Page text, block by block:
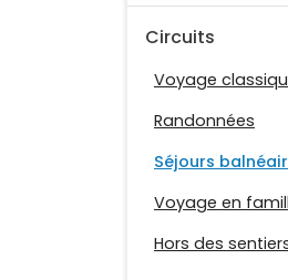
Circuits
Voyage
Randonnées
Séjours
Voyage en
Hors des